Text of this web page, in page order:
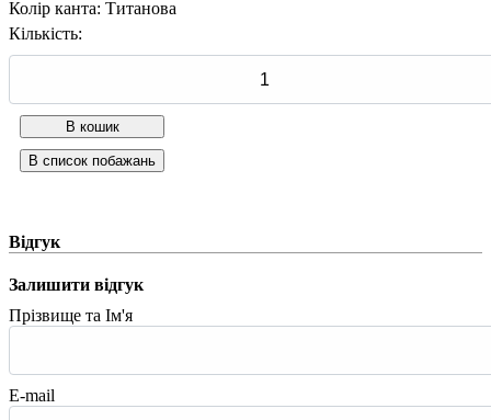
Колір канта: Титанова
Кількість:
Відгук
Залишити відгук
Прізвище та Ім'я
E-mail